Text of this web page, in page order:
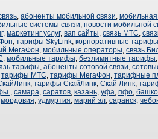
, абоненты мобильной связи, мобильная
системы связи, новости мобильной
, маркетинг услуг, вап сайты, связь МТС,
, тарифы SkyLink, корпоративные
МегаФон, мобильные операторы, связь
, мобильные тарифы, безлимитные тарифы,
тарифы, абоненты сотовой связи,
тарифы МТС, тарифы МегаФон, тарифные
, тарифы СкайЛинк, Скай Линк,
, самара, саратов, казань, уфа, пфо,
мордовия, удмуртия, марий эл, саранск,